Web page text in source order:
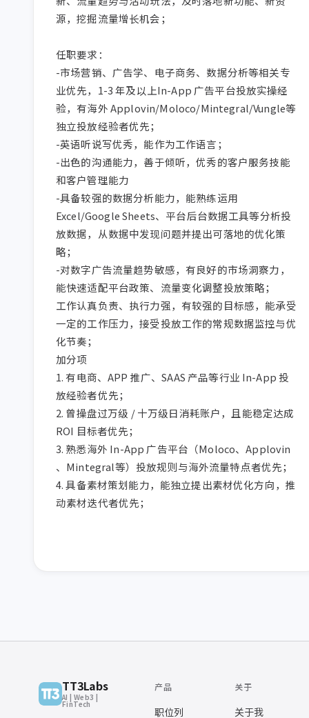
源，挖掘流量增长机会；
任职要求：
-市场营销、广告学、电子商务、数据分析等相关专
业优先，1-3 年及以上In-App 广告平台投放实操经
验，有海外 Applovin/Moloco/Mintegral/Vungle等
独立投放经验者优先；
-英语听说写优秀，能作为工作语言；
-出色的沟通能力，善于倾听，优秀的客户服务技能
和客户管理能力
-具备较强的数据分析能力，能熟练运用
Excel/Google Sheets、平台后台数据工具等分析投
放数据，从数据中发现问题并提出可落地的优化策
略；
-对数字广告流量趋势敏感，有良好的市场洞察力，
能快速适配平台政策、流量变化调整投放策略；
工作认真负责、执行力强，有较强的目标感，能承受
一定的工作压力，接受投放工作的常规数据监控与优
化节奏；
加分项
1. 有电商、APP 推广、SAAS 产品等行业 In-App 投
放经验者优先；
2. 曾操盘过万级 / 十万级日消耗账户，且能稳定达成
ROI 目标者优先；
3. 熟悉海外 In-App 广告平台（Moloco、Applovin
、Mintegral等）投放规则与海外流量特点者优先；
4. 具备素材策划能力，能独立提出素材优化方向，推
动素材迭代者优先；
TT3Labs
AI | Web3 |
FinTech
产品
职位列
关于
关于我